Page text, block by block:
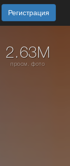
Регистрация
2.63M
просм. фото